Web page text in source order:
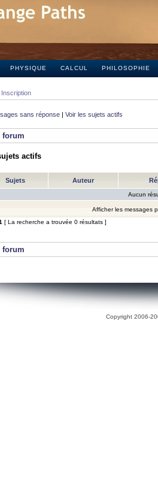
PHYSIQUE CALCUL PHILOSOPHIE
Inscription
sans réponse | Voir les sujets actifs
forum
actifs
Sujets Auteur
Aucun
Afficher les messages
[ La recherche a trouvée 0 résultats ]
forum
Copyright 2006-